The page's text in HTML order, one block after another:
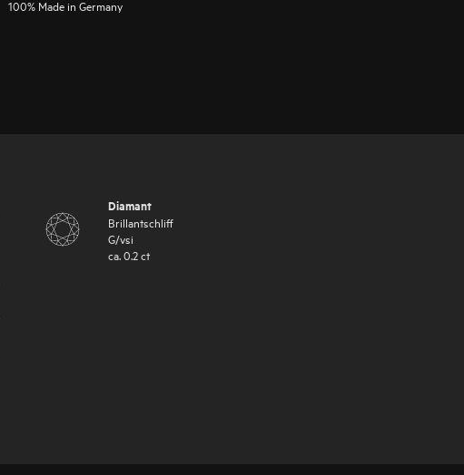
100% Made in Germany
Diamant
Brillantschliff
G/vsi
ca.0.2ct